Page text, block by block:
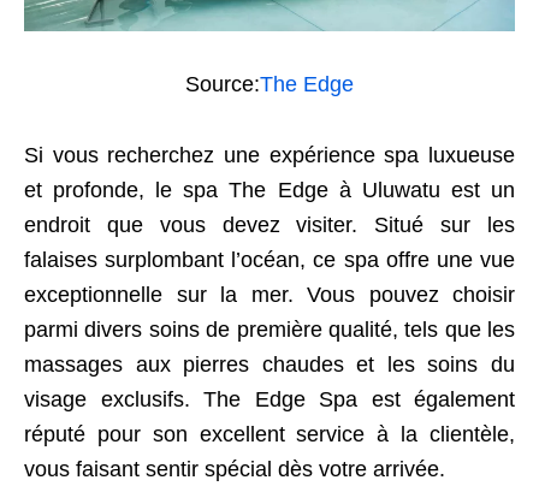
Source:The Edge
Si vous recherchez une expérience spa luxueuse
et profonde, le spa The Edge à Uluwatu est un
endroit que vous devez visiter. Situé sur les
falaises surplombant l’océan, ce spa offre une vue
exceptionnelle sur la mer. Vous pouvez choisir
parmi divers soins de première qualité, tels que les
massages aux pierres chaudes et les soins du
visage exclusifs. The Edge Spa est également
réputé pour son excellent service à la clientèle,
vous faisant sentir spécial dès votre arrivée.